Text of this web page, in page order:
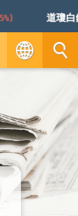
道瓊白銀
EN